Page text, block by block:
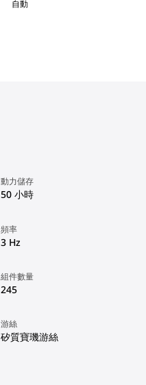
自動
動力儲存
50 小時
頻率
3 Hz
組件數量
245
游絲
矽質寶璣游絲